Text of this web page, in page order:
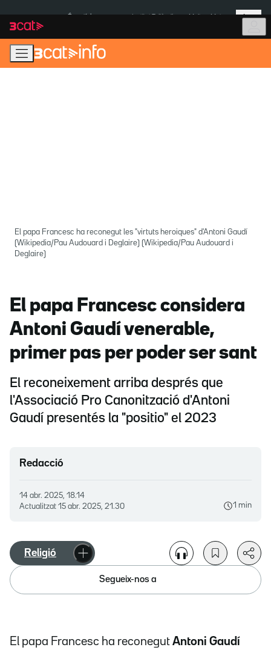
navegació
principal
contingut
Més
El papa Francesc ha reconegut les "virtuts heroiques" d'Antoni Gaudí
(Wikipedia/Pau Audouard i Deglaire) (Wikipedia/Pau Audouard i
Deglaire)
El papa Francesc considera
Antoni Gaudí venerable,
primer pas per poder ser sant
El reconeixement arriba després que
l'Associació Pro Canonització d'Antoni
Gaudí presentés la "positio" el 2023
Redacció
14 abr. 2025, 18.14
Actualitzat 15 abr. 2025, 21.30 1 min
Religió
Segueix-nos a
El papa Francesc ha reconegut Antoni Gaudí